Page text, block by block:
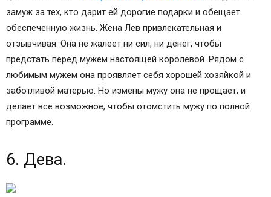
материальному положению
. Выходят она
замуж за тех, кто дарит ей дорогие подарки и обещает
обеспеченную жизнь. Жена Лев привлекательная и
отзывчивая. Она не жалеет ни сил, ни денег, чтобы
предстать перед мужем настоящей королевой. Рядом с
любимым мужем она проявляет себя хорошей хозяйкой и
заботливой матерью. Но измены мужу она не прощает, и
6. Дева.